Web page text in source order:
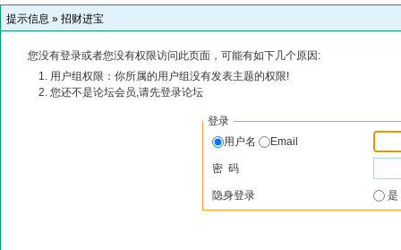
提示信息 » 招财进宝
您没有登录或者您没有权限访问此页面，可能有如下几个原因:
用户组权限：你所属的用户组没有发表主题的权限!
您还不是论坛会员,请先登录论坛
登录
用户名
Email
密 码
隐身登录